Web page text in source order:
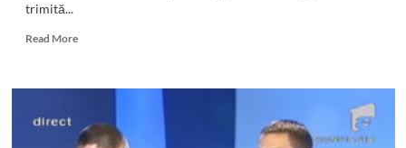
trimită...
Read MoreRead
Procurorii
strâns